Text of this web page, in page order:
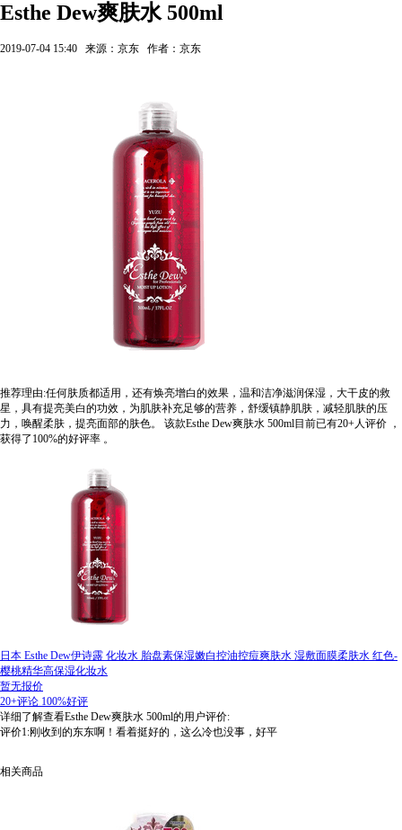
Esthe Dew爽肤水 500ml
2019-07-04 15:40 来源：京东 作者：京东
推荐理由:任何肤质都适用，还有焕亮增白的效果，温和洁净滋润保湿，大干皮的救
星，具有提亮美白的功效，为肌肤补充足够的营养，舒缓镇静肌肤，减轻肌肤的压
力，唤醒柔肤，提亮面部的肤色。
该款Esthe Dew爽肤水 500ml目前已有20+人评价 ，
获得了100%的好评率 。
日本 Esthe Dew伊诗露 化妆水 胎盘素保湿嫩白控油控痘爽肤水 湿敷面膜柔肤水 红色-
樱桃精华高保湿化妆水
暂无报价
20+评论 100%好评
详细了解查看Esthe Dew爽肤水 500ml的用户评价:
评价1:刚收到的东东啊！看着挺好的，这么冷也没事，好平
相关商品